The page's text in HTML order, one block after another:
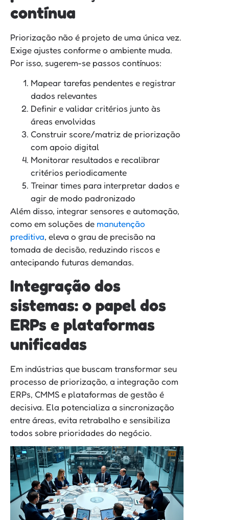
contínua
Priorização não é projeto de uma única vez.
Exige ajustes conforme o ambiente muda.
Por isso, sugerem-se passos contínuos:
Mapear tarefas pendentes e registrar
dados relevantes
Definir e validar critérios junto às
áreas envolvidas
Construir score/matriz de priorização
com apoio digital
Monitorar resultados e recalibrar
critérios periodicamente
Treinar times para interpretar dados e
agir de modo padronizado
Além disso, integrar sensores e automação,
como em soluções de manutenção
preditiva, eleva o grau de precisão na
tomada de decisão, reduzindo riscos e
antecipando futuras demandas.
Integração dos
sistemas: o papel dos
ERPs e plataformas
unificadas
Em indústrias que buscam transformar seu
processo de priorização, a integração com
ERPs, CMMS e plataformas de gestão é
decisiva. Ela potencializa a sincronização
entre áreas, evita retrabalho e sensibiliza
todos sobre prioridades do negócio.